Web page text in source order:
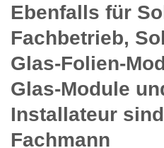
Ebenfalls für
Fachbetrieb,
Glas-Folien-
Glas-Module
Installateur
Fachmann